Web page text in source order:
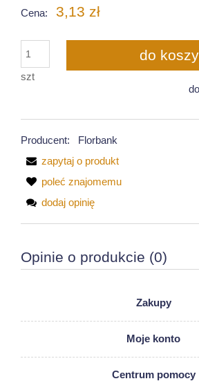
Cena: 3,13 zł
szt
do
Producent:
Florbank
zapytaj o produkt
poleć znajomemu
dodaj opinię
Opinie o produkcie (0)
Zakupy
Moje konto
Centrum pomocy